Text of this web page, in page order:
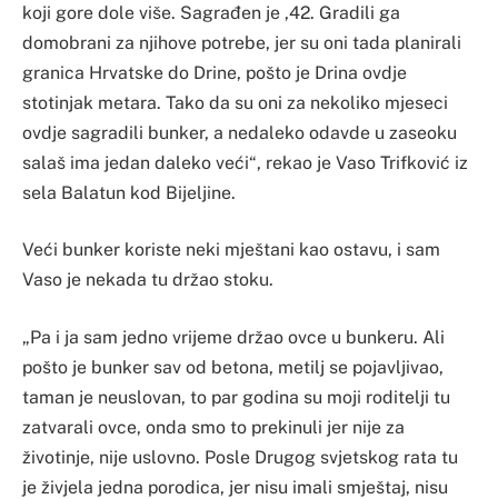
koji gore dole više. Sagrađen je ‚42. Gradili ga
domobrani za njihove potrebe, jer su oni tada planirali
granica Hrvatske do Drine, pošto je Drina ovdje
stotinjak metara. Tako da su oni za nekoliko mjeseci
ovdje sagradili bunker, a nedaleko odavde u zaseoku
salaš ima jedan daleko veći“, rekao je Vaso Trifković iz
sela Balatun kod Bijeljine.
Veći bunker koriste neki mještani kao ostavu, i sam
Vaso je nekada tu držao stoku.
„Pa i ja sam jedno vrijeme držao ovce u bunkeru. Ali
pošto je bunker sav od betona, metilj se pojavljivao,
taman je neuslovan, to par godina su moji roditelji tu
zatvarali ovce, onda smo to prekinuli jer nije za
životinje, nije uslovno. Posle Drugog svjetskog rata tu
je živjela jedna porodica, jer nisu imali smještaj, nisu